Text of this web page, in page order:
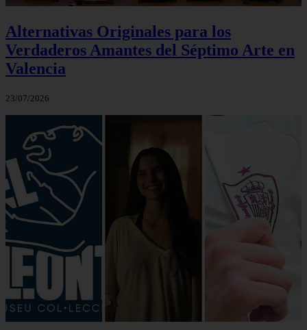
Alternativas Originales para los
Verdaderos Amantes del Séptimo Arte en
Valencia
23/07/2026